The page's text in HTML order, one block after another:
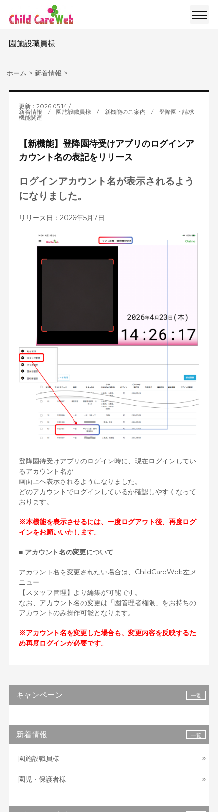
園施設職員様
ホーム > 新着情報 >
更新：2026.05.14
新着情報 / 園施設職員様 / 新機能のご案内 / 登降園・請求
機能関連
【新機能】登降園待受けアプリのログインア
カウント名の表記をリリース
ログインアカウント名が表示されるよう
になりました。
リリース日：2026年5月7日
登降園待受けアプリのログイン時に、現在ログインしてい
るアカウント名が
画面上へ表示されるようになりました。
どのアカウントでログインしているか確認しやすくなって
おります。
※本機能を表示させるには、一度ログアウト後、再度ログ
インをお願いいたします。
■ アカウント名の変更について
アカウント名を変更されたい場合は、ChildCareWeb左メ
ニュー
【スタッフ管理】より編集が可能です。
なお、アカウント名の変更は「園管理者権限」をお持ちの
アカウントのみ操作可能となります。
※アカウント名を変更した場合も、変更内容を反映するた
め再度ログインが必要です。
キャンペーン 一覧
新着情報 一覧
園施設職員様
園児・保護者様